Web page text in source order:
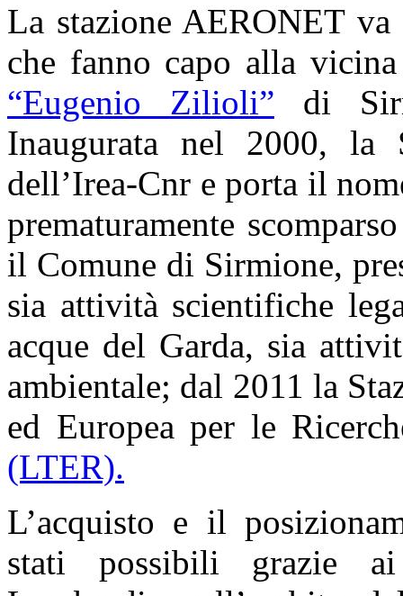
La stazione AERONET
che fanno capo alla
“Eugenio Zilioli” di
Inaugurata nel 2000, la
dell’Irea-Cnr e porta il
prematuramente
il Comune di Sirmione,
sia attività scientifiche
acque del Garda, sia
ambientale; dal 2011 la
ed Europea per le
(LTER).
L’acquisto e il
stati possibili grazie ai